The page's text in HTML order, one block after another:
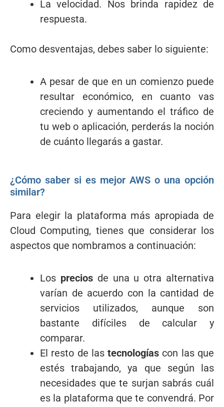
La velocidad. Nos brinda rapidez de
respuesta.
Como desventajas, debes saber lo siguiente:
A pesar de que en un comienzo puede
resultar económico, en cuanto vas
creciendo y aumentando el tráfico de
tu web o aplicación, perderás la noción
de cuánto llegarás a gastar.
¿Cómo saber si es mejor AWS o una opción
similar?
Para elegir la plataforma más apropiada de
Cloud Computing, tienes que considerar los
aspectos que nombramos a continuación:
Los precios de una u otra alternativa
varían de acuerdo con la cantidad de
servicios utilizados, aunque son
bastante difíciles de calcular y
comparar.
El resto de lastecnologías con las que
estés trabajando, ya que según las
necesidades que te surjan sabrás cuál
es la plataforma que te convendrá. Por